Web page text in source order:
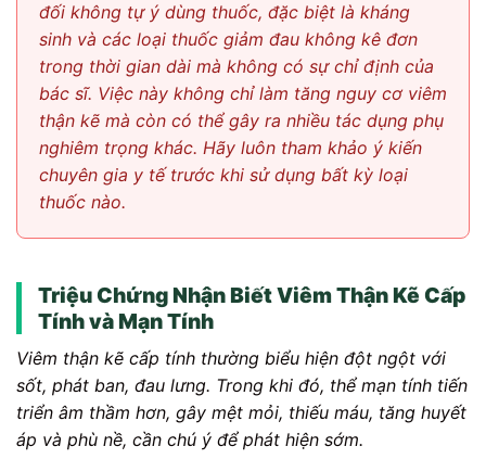
đối không tự ý dùng thuốc, đặc biệt là kháng
sinh và các loại thuốc giảm đau không kê đơn
trong thời gian dài mà không có sự chỉ định của
bác sĩ. Việc này không chỉ làm tăng nguy cơ viêm
thận kẽ mà còn có thể gây ra nhiều tác dụng phụ
nghiêm trọng khác. Hãy luôn tham khảo ý kiến
chuyên gia y tế trước khi sử dụng bất kỳ loại
thuốc nào.
Triệu Chứng Nhận Biết Viêm Thận Kẽ Cấp
Tính và Mạn Tính
Viêm thận kẽ cấp tính thường biểu hiện đột ngột với
sốt, phát ban, đau lưng. Trong khi đó, thể mạn tính tiến
triển âm thầm hơn, gây mệt mỏi, thiếu máu, tăng huyết
áp và phù nề, cần chú ý để phát hiện sớm.